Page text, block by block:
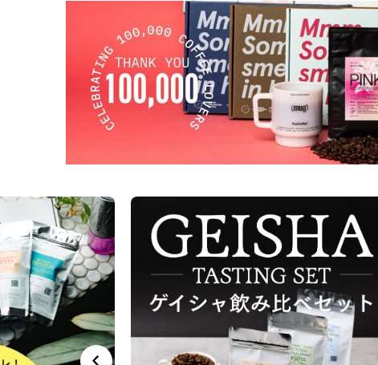
サービス
お知らせ
よくある質問
店舗情報